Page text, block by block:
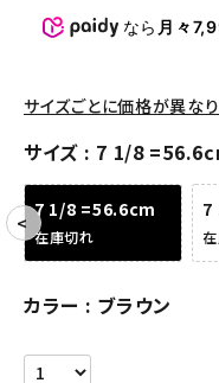
パンツ・ショーツ
SEASON
CONTENTS
ACCOUNT MENU
なら 月々
サイズごとに価格が異な
サイズ 7 1/8
7 1/8 =56.6cm
在庫切れ
7
カラー ブラウン